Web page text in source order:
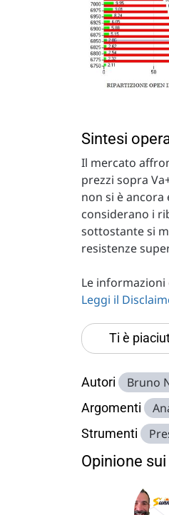
Sintesi
Il mercato
prezzi sopra
non si è
considerano i
sottostante si
resistenze
Le
Leggi il
Ti è
Autori Bruno
Argomenti
Strumenti
Opinione